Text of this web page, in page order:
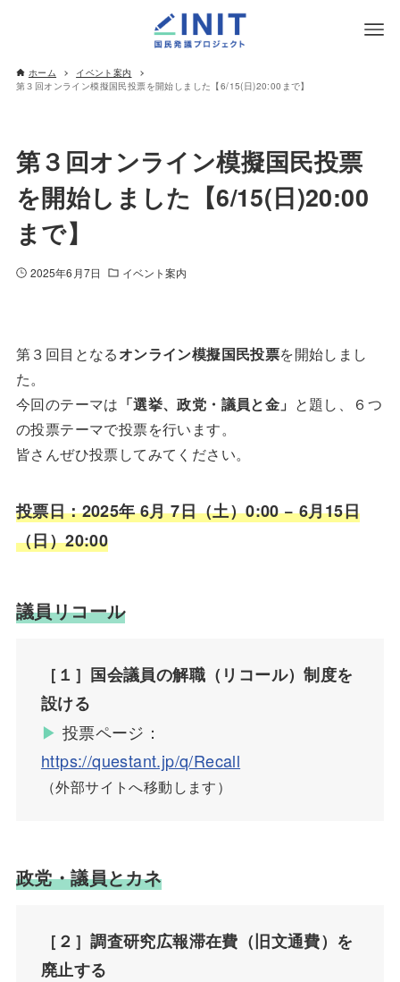
ホーム
イベント案内
第３回オンライン模擬国民投票を開始しました【6/15(日)20:00まで】
第３回オンライン模擬国民投票
を開始しました【6/15(日)20:00
まで】
2025年6月7日 イベント案内
第３回目となるオンライン模擬国民投票を開始しまし
た。
今回のテーマは 「選挙、政党・議員と金」 と題し、６つ
の投票テーマで投票を行います。
皆さんぜひ投票してみてください。
投票日：2025年 6月 7日（土）0:00 −6月15日
（日）20:00
議員リコール
［１］国会議員の解職（リコール）制度を
設ける
▶︎ 投票ページ：
https://questant.jp/q/Recall
（外部サイトへ移動します）
政党・議員とカネ
［２］調査研究広報滞在費（旧文通費）を
廃止する